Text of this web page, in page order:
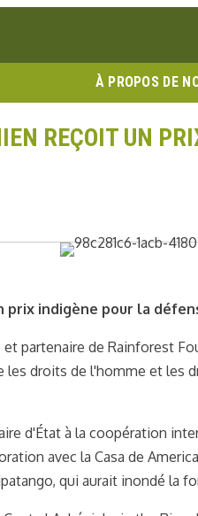
À PROPOS DE
REÇOIT UN
prix indigène pour la
partenaire de Rainforest
les droits de l'homme et les
d'État à la coopération
avec la Casa de
qui aurait inondé la